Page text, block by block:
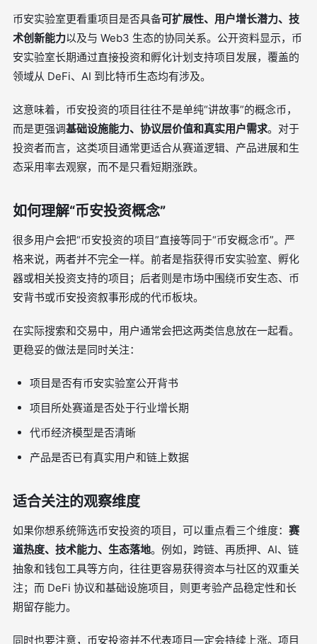
币安实验室更看重项目是否具备可扩展性、用户增长潜力、技
术创新能力以及与 Web3 生态的协同关系。公开资料显示，币
安实验室长期通过直接投资和孵化计划支持项目发展，覆盖的
领域从 DeFi、AI 到比特币生态均有涉及。
这意味着，币安投资的项目往往不是单纯“讲故事”的概念币，
而是更强调基础设施能力、协议层价值和真实用户需求。对于
投资者而言，这类项目通常更适合从赛道逻辑、产品进展和生
态采用率去观察，而不是只看短期涨跌。
如何理解“币安投资概念”
很多用户会把“币安投资的项目”直接等同于“币安概念币”。严
格来说，两者并不完全一样。前者是指获得币安实验室、孵化
器或相关投资支持的项目；后者则是市场中围绕币安生态、币
安背书或币安投资叙事形成的代币板块。
在实际搜索和交易中，用户通常会把这两类信息放在一起看。
更稳妥的做法是同时关注：
项目是否有币安实验室公开背书
项目所处赛道是否处于行业增长期
代币经济模型是否清晰
产品是否已有真实用户和链上数据
适合关注的观察维度
如果你想系统筛选币安投资的项目，可以重点看三个维度： 赛
道热度、技术能力、生态落地。例如，跨链、再质押、AI、链
抽象和钱包工具等方向，往往更容易获得资本与社区的双重关
注；而 DeFi 协议和基础设施项目，则更考验产品稳定性和长
期留存能力。
同时也要注意，币安投资并不代表项目一定会持续上涨。项目